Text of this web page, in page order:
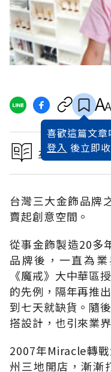
喜歡這篇文章
登入 後立即
本文出自 2010
台灣三大金飾品牌
賣起創意空間。
從事金飾製造20多
品牌後，一直為
《魔戒》大中華區
的先例，隔年再推
到七天就缺貨。隨
搭設計，也引來業
2007年Miracle轉
州三地開店，漸漸